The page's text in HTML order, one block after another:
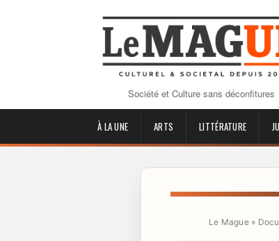
Société et Culture sans déconfitures
À LA UNE ARTS LITTÉRATURE
Le Mague»